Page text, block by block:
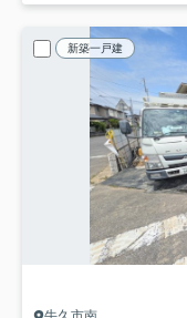
新築一戸建